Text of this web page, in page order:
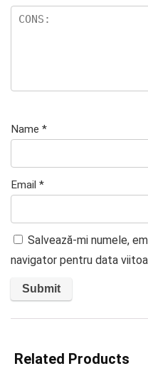
Name *
Email *
Salvează-mi numele,
navigator pentru data
Related Products